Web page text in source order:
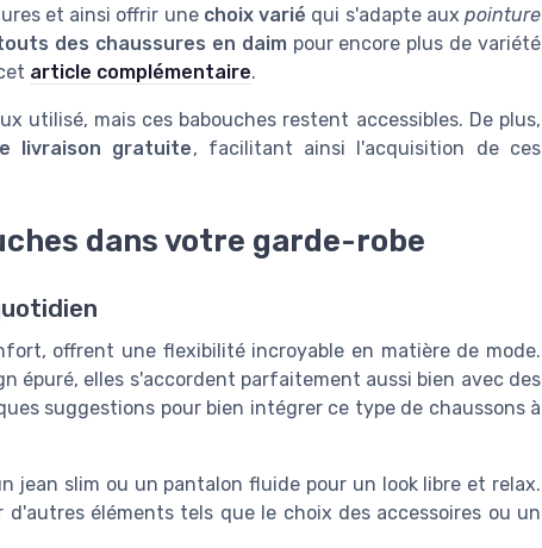
et ainsi offrir une choix varié qui s'adapte aux pointure
des chaussures en daimpour encore plus de variété
article complémentaire.
utilisé, mais ces babouches restent accessibles. De plus,
livraison gratuite, facilitant ainsi l'acquisition de ces
dans votre garde-robe
offrent une flexibilité incroyable en matière de mode.
épuré, elles s'accordent parfaitement aussi bien avec des
suggestions pour bien intégrer ce type de chaussons à
jean slim ou un pantalon fluide pour un look libre et relax.
éléments tels que le choix des accessoires ou un